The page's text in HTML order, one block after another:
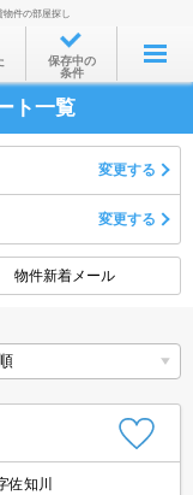
ら
件の部屋探し
保存中の
条件
ト一覧
変更する
変更する
物件新着メール
佐知川